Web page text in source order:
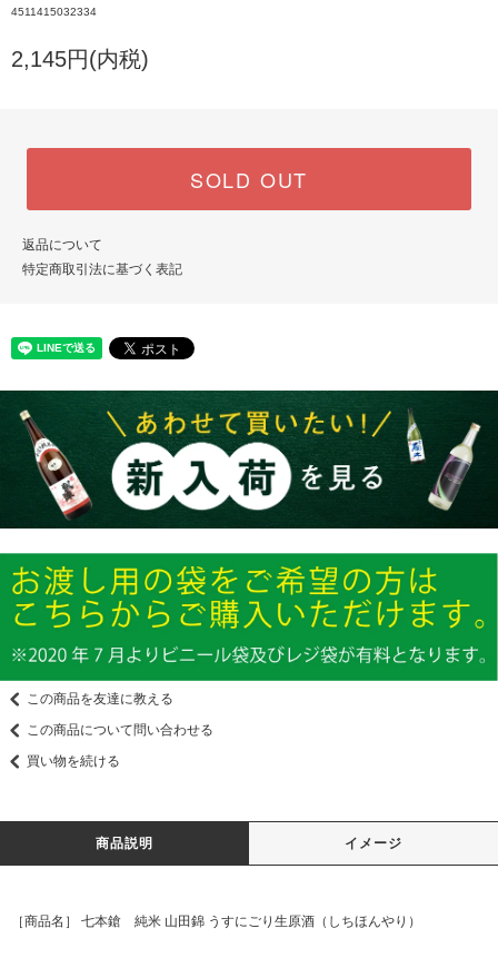
4511415032334
2,145円(内税)
SOLD OUT
返品について
特定商取引法に基づく表記
この商品を友達に教える
この商品について問い合わせる
買い物を続ける
商品説明 イメージ
［商品名］ 七本鎗 純米 山田錦 うすにごり生原酒（しちほんやり）